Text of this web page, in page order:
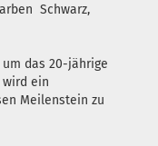
Schwarz,
das 20-jährige
wird ein
Meilenstein zu